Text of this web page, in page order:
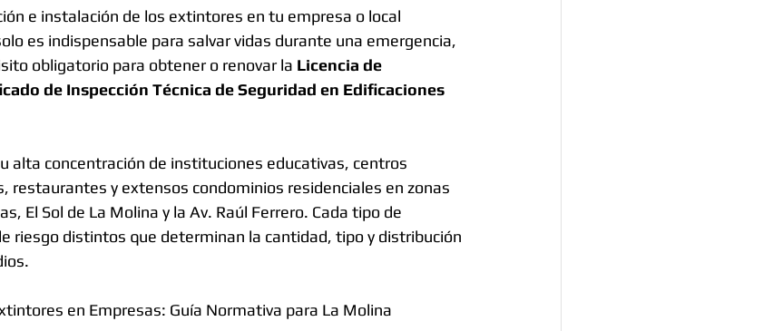
e instalación de los extintores en tu empresa o local
es indispensable para salvar vidas durante una emergencia,
obligatorio para obtener o renovar la Licencia de
de Inspección Técnica de Seguridad en Edificaciones
alta concentración de instituciones educativas, centros
restaurantes y extensos condominios residenciales en zonas
El Sol de La Molina y la Av. Raúl Ferrero. Cada tipo de
riesgo distintos que determinan la cantidad, tipo y distribución
en Empresas: Guía Normativa para La Molina